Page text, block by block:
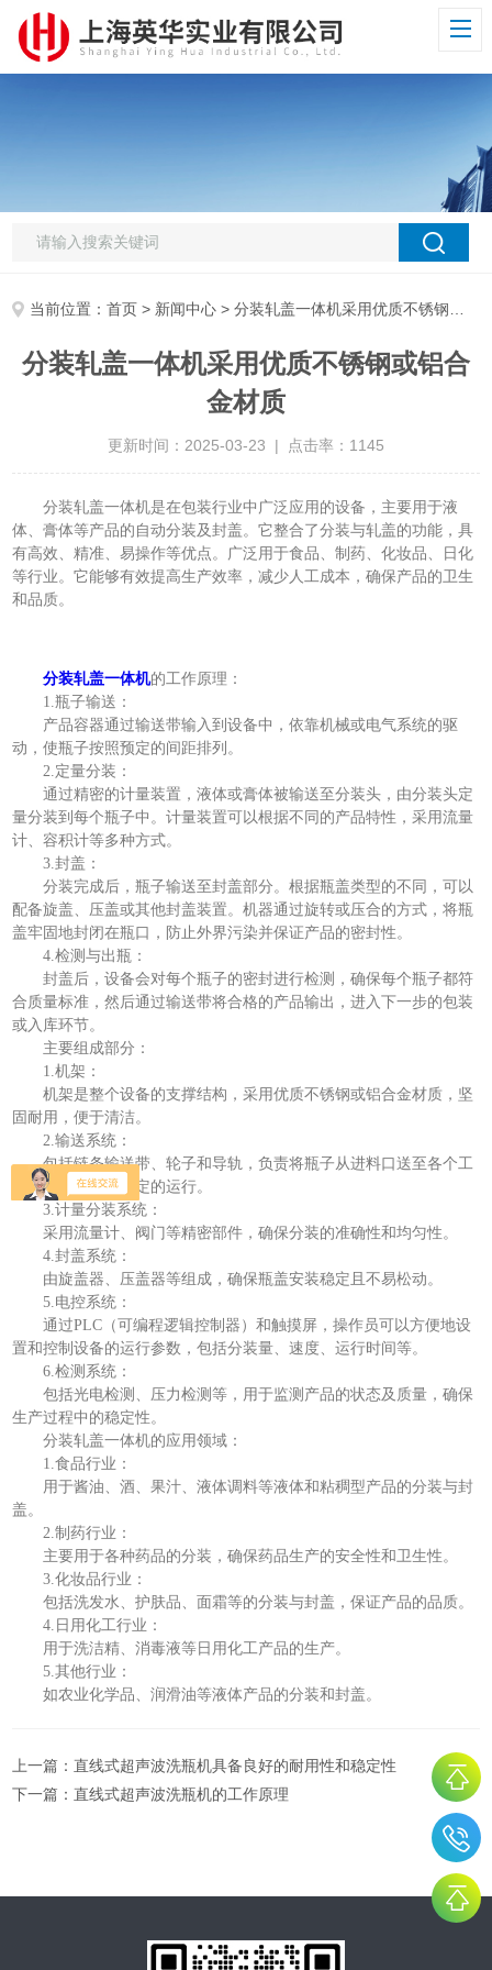
当前位置：首页 > 新闻中心 > 分装轧盖一体机采用优质不锈钢或铝合金材质
分装轧盖一体机采用优质不锈钢或铝合
金材质
更新时间：2025-03-23 | 点击率：1145
分装轧盖一体机是在包装行业中广泛应用的设备，主要用于液
体、膏体等产品的自动分装及封盖。它整合了分装与轧盖的功能，具
有高效、精准、易操作等优点。广泛用于食品、制药、化妆品、日化
等行业。它能够有效提高生产效率，减少人工成本，确保产品的卫生
和品质。
分装轧盖一体机的工作原理：
1.瓶子输送：
产品容器通过输送带输入到设备中，依靠机械或电气系统的驱
动，使瓶子按照预定的间距排列。
2.定量分装：
通过精密的计量装置，液体或膏体被输送至分装头，由分装头定
量分装到每个瓶子中。计量装置可以根据不同的产品特性，采用流量
计、容积计等多种方式。
3.封盖：
分装完成后，瓶子输送至封盖部分。根据瓶盖类型的不同，可以
配备旋盖、压盖或其他封盖装置。机器通过旋转或压合的方式，将瓶
盖牢固地封闭在瓶口，防止外界污染并保证产品的密封性。
4.检测与出瓶：
封盖后，设备会对每个瓶子的密封进行检测，确保每个瓶子都符
合质量标准，然后通过输送带将合格的产品输出，进入下一步的包装
或入库环节。
主要组成部分：
1.机架：
机架是整个设备的支撑结构，采用优质不锈钢或铝合金材质，坚
固耐用，便于清洁。
2.输送系统：
包括链条输送带、轮子和导轨，负责将瓶子从进料口送至各个工
作站，确保高效稳定的运行。
3.计量分装系统：
采用流量计、阀门等精密部件，确保分装的准确性和均匀性。
4.封盖系统：
由旋盖器、压盖器等组成，确保瓶盖安装稳定且不易松动。
5.电控系统：
通过PLC（可编程逻辑控制器）和触摸屏，操作员可以方便地设
置和控制设备的运行参数，包括分装量、速度、运行时间等。
6.检测系统：
包括光电检测、压力检测等，用于监测产品的状态及质量，确保
生产过程中的稳定性。
分装轧盖一体机的应用领域：
1.食品行业：
用于酱油、酒、果汁、液体调料等液体和粘稠型产品的分装与封
盖。
2.制药行业：
主要用于各种药品的分装，确保药品生产的安全性和卫生性。
3.化妆品行业：
包括洗发水、护肤品、面霜等的分装与封盖，保证产品的品质。
4.日用化工行业：
用于洗洁精、消毒液等日用化工产品的生产。
5.其他行业：
如农业化学品、润滑油等液体产品的分装和封盖。
上一篇：直线式超声波洗瓶机具备良好的耐用性和稳定性
下一篇：直线式超声波洗瓶机的工作原理